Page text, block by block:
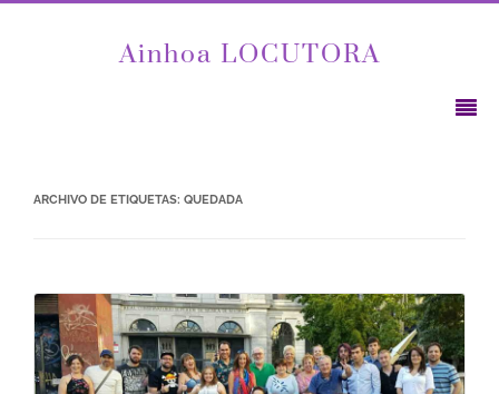
Ainhoa LOCUTORA
ARCHIVO DE ETIQUETAS: QUEDADA